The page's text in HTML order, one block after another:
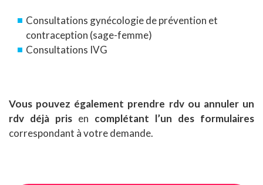
Consultations gynécologie de prévention et
contraception (sage-femme)
Consultations IVG
Vous pouvez également prendre rdv ou annuler un
rdv déjà pris en complétant l’un des formulaires
correspondant à votre demande.